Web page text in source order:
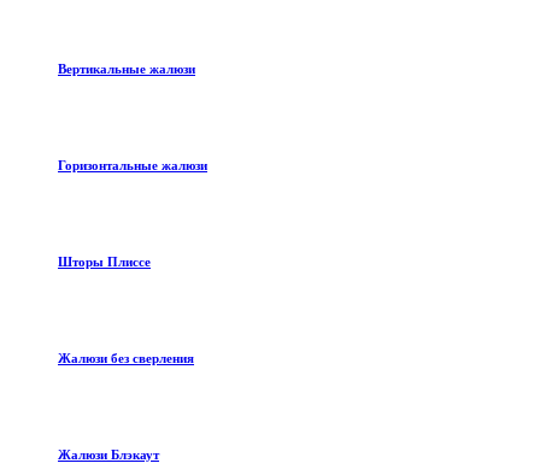
Вертикальные жалюзи
Горизонтальные жалюзи
Шторы Плиссе
Жалюзи без сверления
Жалюзи Блэкаут